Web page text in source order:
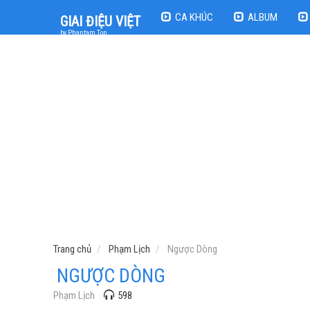
GIAI ĐIỆU VIỆT
by Phantam Top
CA KHÚC ALBUM
Trang chủ Phạm Lịch Ngược Dòng
NGƯỢC DÒNG
Phạm Lịch 598